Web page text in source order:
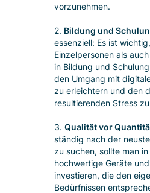
vorzunehmen.
2. Bildung und
essenziell: Es ist
Einzelpersonen als
in Bildung und
den Umgang mit
zu erleichtern und den
resultierenden Stress
3. Qualität vor
ständig nach der
zu suchen, sollte man
hochwertige Geräte
investieren, die den
Bedürfnissen